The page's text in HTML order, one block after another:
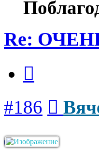
Re:
#186